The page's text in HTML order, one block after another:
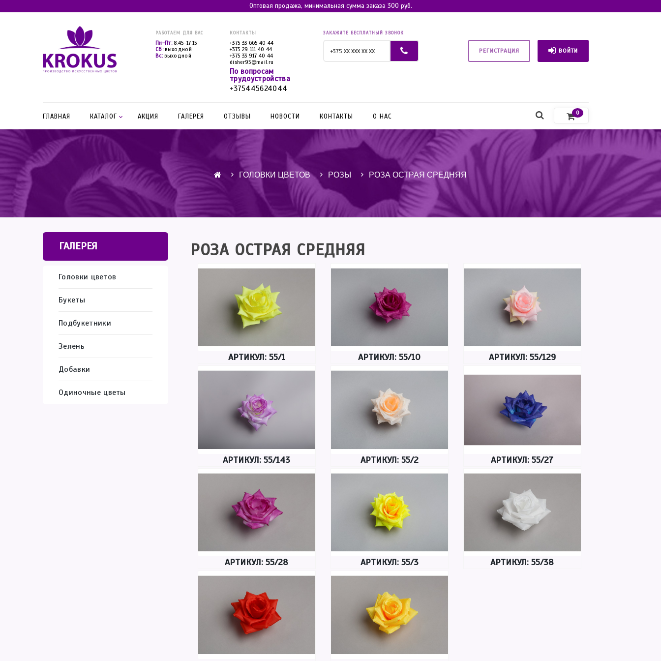
Оптовая продажа, минимальная сумма заказа 300 руб.
РАБОТАЕМ ДЛЯ ВАС
Пн-Пт: 8:45-17:15
Сб:выходной
Вс:выходной
КОНТАКТЫ
+375 33 665 40 44
+375 29 111 40 44
+375 33 917 40 44
disher95@mail.ru
По вопросам
трудоустройства
+375445624044
ЗАКАЖИТЕ БЕСПЛАТНЫЙ ЗВОНОК
РЕГИСТРАЦИЯ ВОЙТИ
ГЛАВНАЯ КАТАЛОГ АКЦИЯ ГАЛЕРЕЯ ОТЗЫВЫ НОВОСТИ КОНТАКТЫ О НАС
0
ГОЛОВКИ ЦВЕТОВ РОЗЫ РОЗА ОСТРАЯ СРЕДНЯЯ
ГАЛЕРЕЯ
Головки цветов
Букеты
Подбукетники
Зелень
Добавки
Одиночные цветы
РОЗА ОСТРАЯ СРЕДНЯЯ
АРТИКУЛ: 55/1 АРТИКУЛ: 55/10 АРТИКУЛ: 55/129
АРТИКУЛ: 55/143 АРТИКУЛ: 55/2 АРТИКУЛ: 55/27
АРТИКУЛ: 55/28 АРТИКУЛ: 55/3 АРТИКУЛ: 55/38